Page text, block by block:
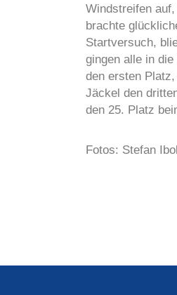
Windstreifen
brachte
Startversuch,
gingen alle in
den ersten
Jäckel den
den 25. Platz
Fotos: Stefan